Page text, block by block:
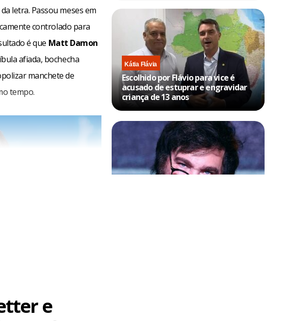
letra. Passou meses em
controlado para
é que Matt Damon
afiada, bochecha
manchete de
tempo.
o protagonista de The Odyssey.
Kátia Flávia
Escolhido por Flávio para vice é
acusado de estuprar e engravidar
criança de 13 anos
e